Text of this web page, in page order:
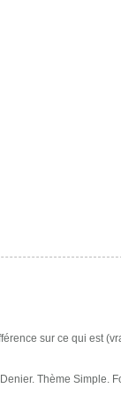
sur ce qui est
Thème Simple.